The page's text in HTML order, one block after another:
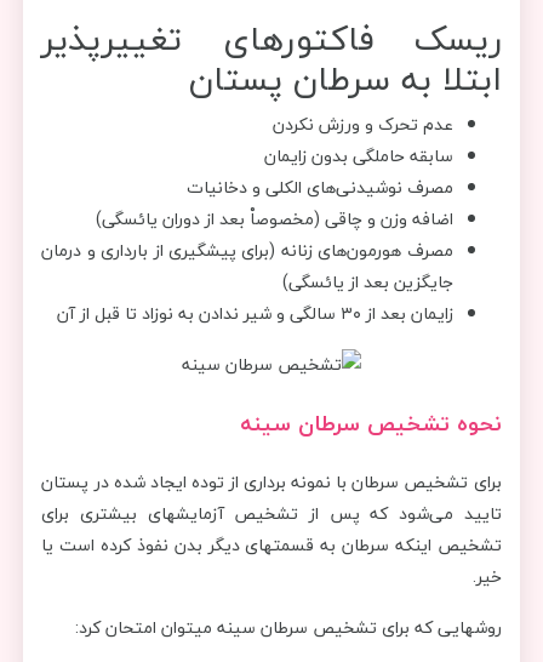
ریسک فاکتورهای تغییرپذیر
ابتلا به سرطان پستان
عدم تحرک و ورزش نکردن
سابقه‌ حاملگی بدون زایمان
مصرف نوشیدنی‌های الکلی و دخانیات
اضافه وزن و چاقی (مخصوصاْ بعد از دوران یائسگی)
مصرف هورمون‌های زنانه (برای پیشگیری از بارداری و درمان
جایگزین بعد از یائسگی)
زایمان بعد از ۳۰ سالگی و شیر ندادن به نوزاد تا قبل از آن
نحوه تشخیص سرطان سینه
برای تشخیص سرطان با نمونه برداری از توده ایجاد شده در پستان
تایید می‌شود که پس از تشخیص آزمایش‎های بیشتری برای
تشخیص اینکه سرطان به قسمت‎های دیگر بدن نفوذ کرده است یا
خیر.
روش‎هایی که برای تشخیص سرطان سینه می‎توان امتحان کرد: